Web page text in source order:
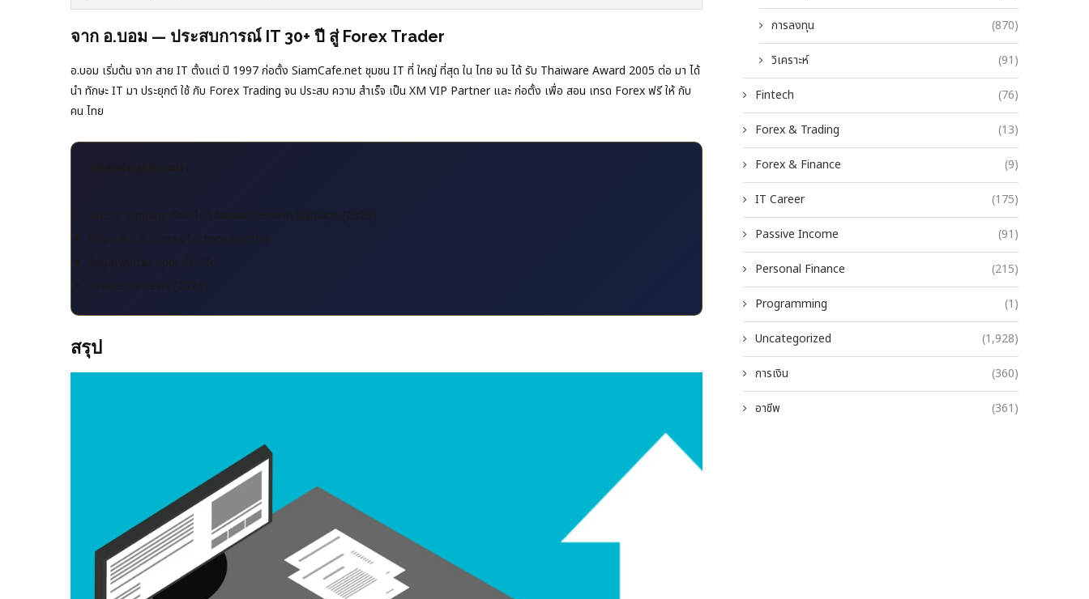
จาก อ.บอม — ประสบการณ์ IT 30+ ปี สู่ Forex Trader
อ.บอม เริ่มต้น จาก สาย IT ตั้งแต่ ปี 1997 ก่อตั้ง SiamCafe.net ชุมชน IT ที่ ใหญ่ ที่สุด ใน ไทย จน ได้ รับ Thaiware Award 2005 ต่อ มา ได้
นำ ทักษะ IT มา ประยุกต์ ใช้ กับ Forex Trading จน ประสบ ความ สำเร็จ เป็น XM VIP Partner และ ก่อตั้ง เพื่อ สอน เทรด Forex ฟรี ให้ กับ
คน ไทย
แหล่งข้อมูลที่แนะนำ
แนะนำ: Slippage คืออะไร วิธีลดผลกระทบจาก Slippage [2026]
ข้อมูลเพิ่มเติม: forex factory ภาษาไทย
ข้อมูลเพิ่มเติม: spdr ซื้อ หรือ
Broker Reviews [2026]
สรุป
การลงทุน (870)
วิเคราะห์ (91)
Fintech (76)
Forex & Trading (13)
Forex & Finance (9)
IT Career (175)
Passive Income (91)
Personal Finance (215)
Programming (1)
Uncategorized (1,928)
การเงิน (360)
อาชีพ (361)